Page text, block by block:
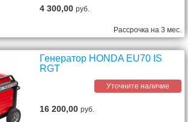
4 300,00руб.
Рассрочка на 3 мес.
Генератор HONDA EU70 IS
RGT
Уточните наличие
16 200,00руб.